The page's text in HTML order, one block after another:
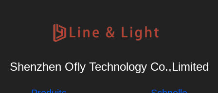
Shenzhen Ofly Technology Co.,Limited